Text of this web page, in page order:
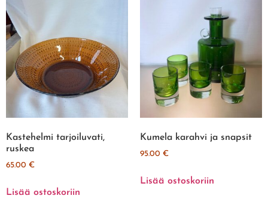
Kastehelmi tarjoiluvati,
ruskea
65.00 €
Lisää ostoskoriin
Kumela karahvi ja snapsit
95.00 €
Lisää ostoskoriin